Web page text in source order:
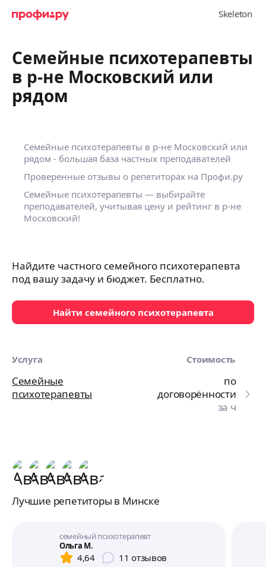
Семейные психотерапевты
в р-не Московский или
рядом
Семейные психотерапевты в р-не Московский или
рядом - большая база частных преподавателей
Проверенные отзывы о репетиторах на Профи.ру
Семейные психотерапевты — выбирайте
преподавателей, учитывая цену и рейтинг в р-не
Московский!
Найдите частного семейного психотерапевта
под вашу задачу и бюджет. Бесплатно.
Найти семейного психотерапевта
Услуга Стоимость
Семейные
психотерапевты
по
договорённости
за ч
Лучшие репетиторы в Минске
семейный психотерапевт
Ольга М.
4,64 11 отзывов